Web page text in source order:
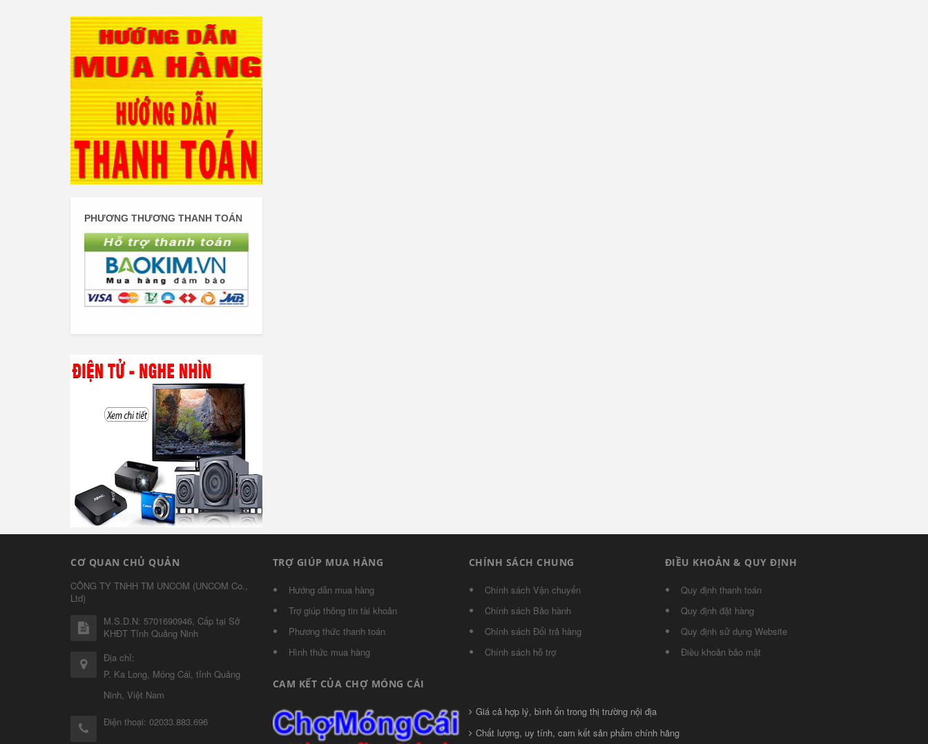
PHƯƠNG THƯƠNG THANH TOÁN
CƠ QUAN CHỦ QUẢN
CÔNG TY TNHH TM UNCOM (UNCOM Co.,
Ltd)
M.S.D.N: 5701690946, Cấp tại Sở
KHĐT Tỉnh Quảng Ninh
Địa chỉ:
P. Ka Long, Móng Cái, tỉnh Quảng
Ninh, Việt Nam
Điện thoại: 02033.883.696
TRỢ GIÚP MUA HÀNG
Hướng dẫn mua hàng
Trợ giúp thông tin tài khoản
Phương thức thanh toán
Hình thức mua hàng
CHÍNH SÁCH CHUNG
Chính sách Vận chuyển
Chính sách Bảo hành
Chính sách Đổi trả hàng
Chính sách hỗ trợ
ĐIỀU KHOẢN & QUY ĐỊNH
Quy định thanh toán
Quy định đặt hàng
Quy định sử dụng Website
Điều khoản bảo mật
CAM KẾT CỦA CHỢ MÓNG CÁI
Giá cả hợp lý, bình ổn trong thị trường nội địa
Chất lượng, uy tính, cam kết sản phẩm chính hãng